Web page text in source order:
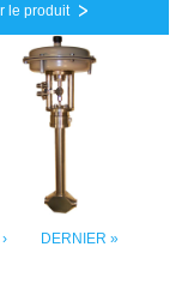
le produit
DERNIER »